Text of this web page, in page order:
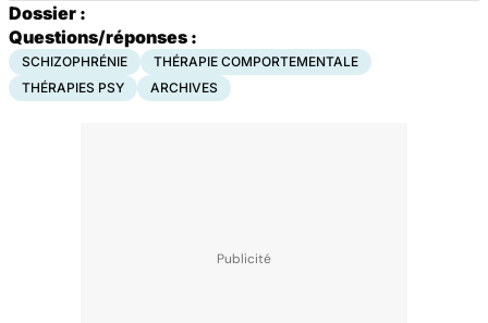
Dossier :
Questions/réponses :
SCHIZOPHRÉNIE
THÉRAPIE COMPORTEMENTALE
THÉRAPIES PSY
ARCHIVES